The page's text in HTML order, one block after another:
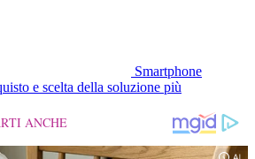
Smartphone
e scelta della soluzione più